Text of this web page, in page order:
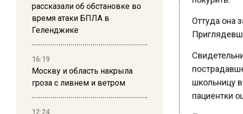
рассказали об обстановке во
время атаки БПЛА в
Геленджике
16:19
Москву и область накрыла
гроза с ливнем и ветром
12:24
Оттуда она
школьницу
пациентки